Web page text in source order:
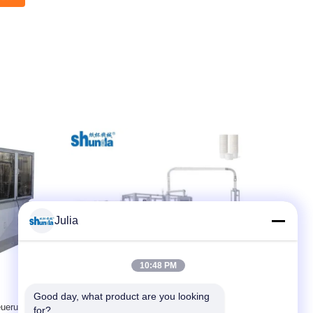
mit
Julia
10:48 PM
Good day, what product are you looking
for?